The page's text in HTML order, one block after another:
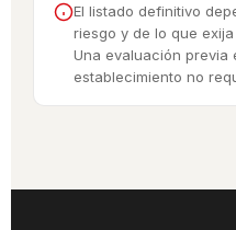
El listado definitivo
riesgo y de lo que
Una evaluación previa
establecimiento no